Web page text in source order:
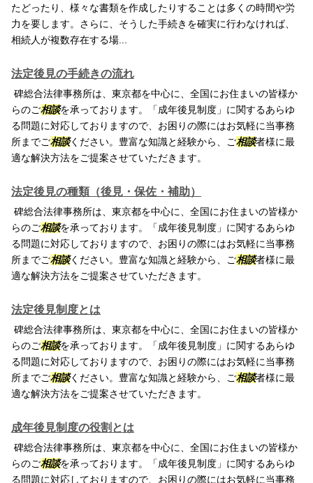
たどったり、様々な書類を作成したりすることは多くの時間や労
力を要します。さらに、そうした手続きを確実に行わなければ、
相続人が複数存在する場...
法定後見の手続きの流れ
碑総合法律事務所は、東京都を中心に、全国にお住まいの皆様か
らのご相談を承っております。「成年後見制度」に関するあらゆ
る問題に対応しておりますので、お困りの際にはお気軽に当事務
所までご相談ください。豊富な知識と経験から、ご相談者様に最
適な解決方法をご提案させていただきます。
法定後見の種類（後見・保佐・補助）
碑総合法律事務所は、東京都を中心に、全国にお住まいの皆様か
らのご相談を承っております。「成年後見制度」に関するあらゆ
る問題に対応しておりますので、お困りの際にはお気軽に当事務
所までご相談ください。豊富な知識と経験から、ご相談者様に最
適な解決方法をご提案させていただきます。
法定後見制度とは
碑総合法律事務所は、東京都を中心に、全国にお住まいの皆様か
らのご相談を承っております。「成年後見制度」に関するあらゆ
る問題に対応しておりますので、お困りの際にはお気軽に当事務
所までご相談ください。豊富な知識と経験から、ご相談者様に最
適な解決方法をご提案させていただきます。
成年後見制度の役割とは
碑総合法律事務所は、東京都を中心に、全国にお住まいの皆様か
らのご相談を承っております。「成年後見制度」に関するあらゆ
る問題に対応しておりますので、お困りの際にはお気軽に当事務